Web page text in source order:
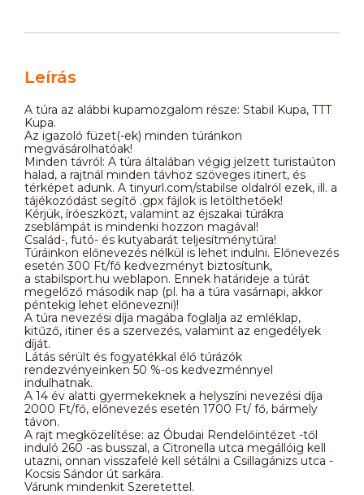
Leírás
A túra az alábbi kupamozgalom része: Stabil Kupa, TTT
Kupa.
Az igazoló füzet(-ek) minden túránkon
megvásárolhatóak!
Minden távról: A túra általában végig jelzett turistaúton
halad, a rajtnál minden távhoz szöveges itinert, és
térképet adunk. A tinyurl.com/stabilse oldalról ezek, ill. a
tájékozódást segítő .gpx fájlok is letölthetőek!
Kérjük, íróeszközt, valamint az éjszakai túrákra
zseblámpát is mindenki hozzon magával!
Család-, futó- és kutyabarát teljesítménytúra!
Túráinkon előnevezés nélkül is lehet indulni. Előnevezés
esetén 300 Ft/fő kedvezményt biztosítunk,
a stabilsport.hu weblapon. Ennek határideje a túrát
megelőző második nap (pl. ha a túra vasárnapi, akkor
péntekig lehet előnevezni)!
A túra nevezési díja magába foglalja az emléklap,
kitűző, itiner és a szervezés, valamint az engedélyek
díját.
Látás sérült és fogyatékkal élő túrázók
rendezvényeinken 50 %-os kedvezménnyel
indulhatnak.
A 14 év alatti gyermekeknek a helyszíni nevezési díja
2000 Ft/fő, előnevezés esetén 1700 Ft/ fő, bármely
távon.
A rajt megközelítése: az Óbudai Rendelőintézet -től
induló 260 -as busszal, a Citronella utca megállóig kell
utazni, onnan visszafelé kell sétálni a Csillagánizs utca -
Kocsis Sándor út sarkára.
Várunk mindenkit Szeretettel.